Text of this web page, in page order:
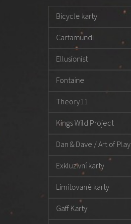
t
a
g Bicycle karty
Cartamundi
Ellusionist
Fontaine
Theory11
Kings Wild Project
Dan & Dave / Art of Play
Exkluzivní karty
Limitované karty
Gaff Karty